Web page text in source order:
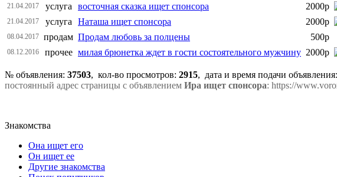
21.04.2017 услуга восточная сказка ищет спонсора 2000р
21.04.2017 услуга Наташа ищет спонсора 2000р
08.04.2017 продам Продам любовь за полцены 500р
08.12.2016 прочее милая брюнетка ждет в гости состоятельного мужчину 2000р
№ объявления: 37503, кол-во просмотров: 2915, дата и время подачи объявления:
постоянный адрес страницы с объявлением Ира ищет спонсора: https://
Знакомства
Она ищет его
Он ищет ее
Другие знакомства